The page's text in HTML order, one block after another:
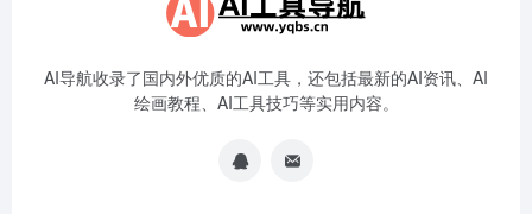
AI导航收录了国内外优质的AI工具，还包括最新的AI资讯、AI
绘画教程、AI工具技巧等实用内容。